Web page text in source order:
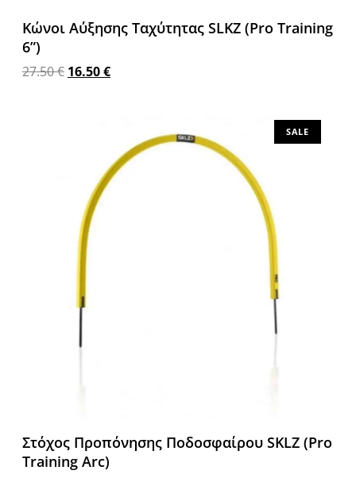
Κώνοι Αύξησης Ταχύτητας SLKZ (Pro Training
6”)
27.50€ 16.50€
SALE
Στόχος Προπόνησης Ποδοσφαίρου SKLZ (Pro
Training Arc)